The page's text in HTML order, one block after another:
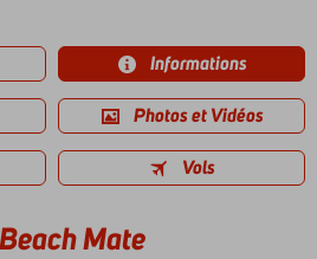
Informations
Photos et Vidéos
Vols
Mate